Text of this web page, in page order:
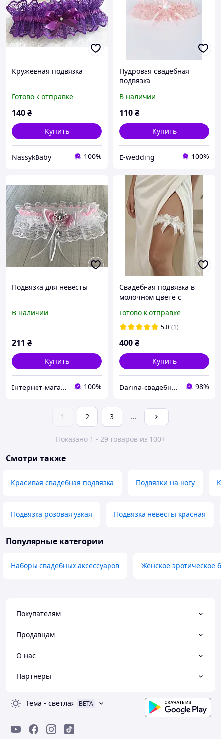
Кружевная подвязка
Готово к отправке
140₴
Купить
NassykBaby 100%
Пудровая свадебная
подвязка
В наличии
110₴
Купить
E-wedding 100%
Подвязка для невесты
В наличии
211 ₴
Купить
Інтернет-магазин "Майстерня весільних аксесуарів" 100%
Свадебная подвязка в
молочном цвете с
Готово к отправке
5.0 (1)
400₴
Купить
Darina-свадебные аксессуары для невесты 98%
1 2 3 ...
Показано 1 - 29 товаров из 100+
Смотри также
Красивая свадебная подвязка Подвязки на ногу
Подвязка розовая узкая Подвязка невесты красная
Популярные категории
Наборы свадебных аксессуаров Женское эротическое
Покупателям
Продавцам
О нас
Партнеры
Тема - светлая BETA